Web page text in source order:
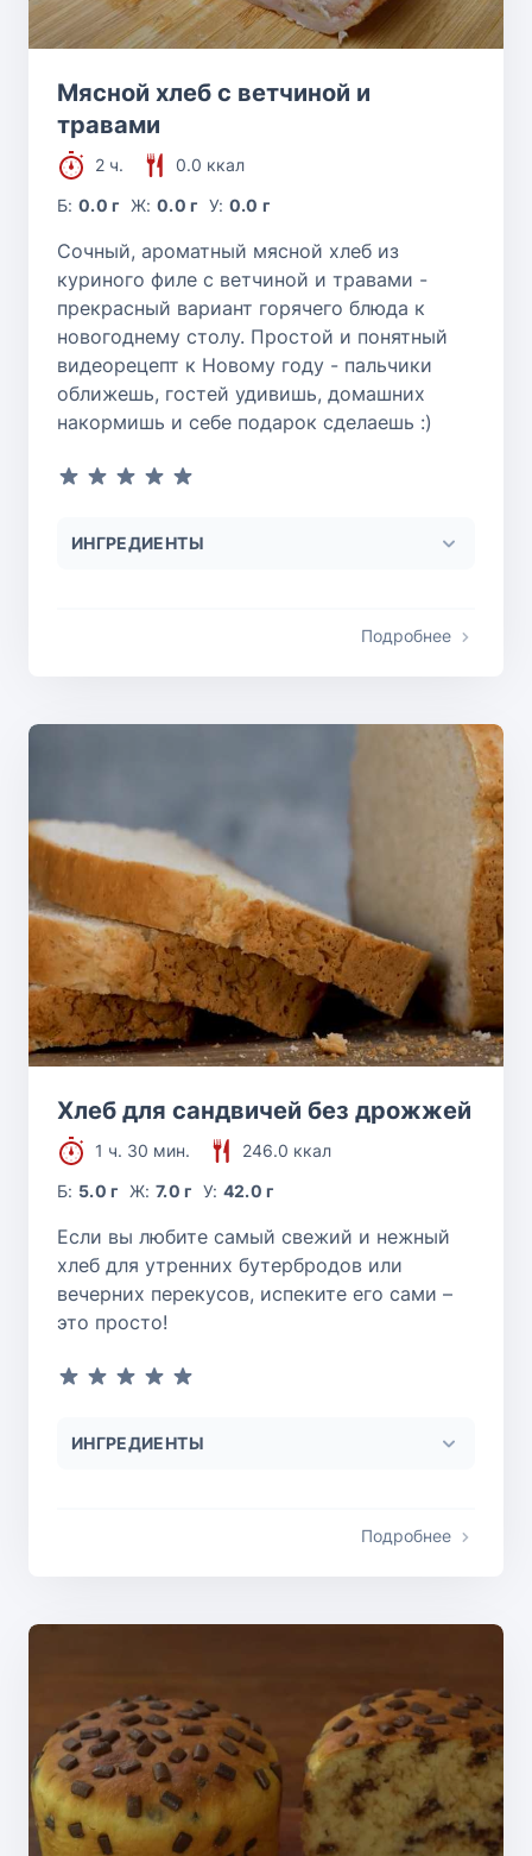
Мясной хлеб с ветчиной и
травами
2 ч.
0.0 ккал
Б:0.0 г Ж: 0.0 г У: 0.0 г
Сочный, ароматный мясной хлеб из
куриного филе с ветчиной и травами -
прекрасный вариант горячего блюда к
новогоднему столу. Простой и понятный
видеорецепт к Новому году - пальчики
оближешь, гостей удивишь, домашних
накормишь и себе подарок сделаешь :)
ИНГРЕДИЕНТЫ
Подробнее
Хлеб для сандвичей без дрожжей
1 ч. 30 мин.
246.0 ккал
Б: 5.0 г Ж: 7.0 г У: 42.0 г
Если вы любите самый свежий и нежный
хлеб для утренних бутербродов или
вечерних перекусов, испеките его сами –
это просто!
ИНГРЕДИЕНТЫ
Подробнее